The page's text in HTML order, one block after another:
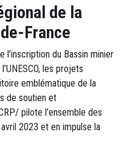
de la
France
l’inscription du Bassin minier
les projets
emblématique de la
de soutien et
pilote l’ensemble des
2023 et en impulse la